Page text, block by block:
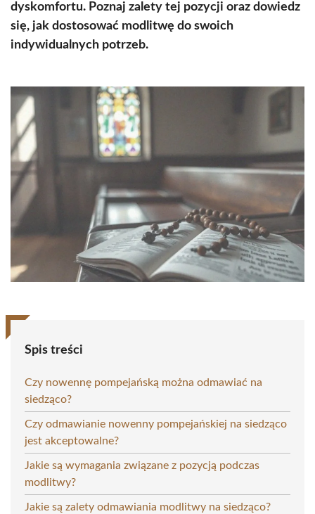
dyskomfortu. Poznaj zalety tej pozycji oraz dowiedz
się, jak dostosować modlitwę do swoich
indywidualnych potrzeb.
Spis treści
Czy nowennę pompejańską można odmawiać na
siedząco?
Czy odmawianie nowenny pompejańskiej na siedząco
jest akceptowalne?
Jakie są wymagania związane z pozycją podczas
modlitwy?
Jakie są zalety odmawiania modlitwy na siedząco?